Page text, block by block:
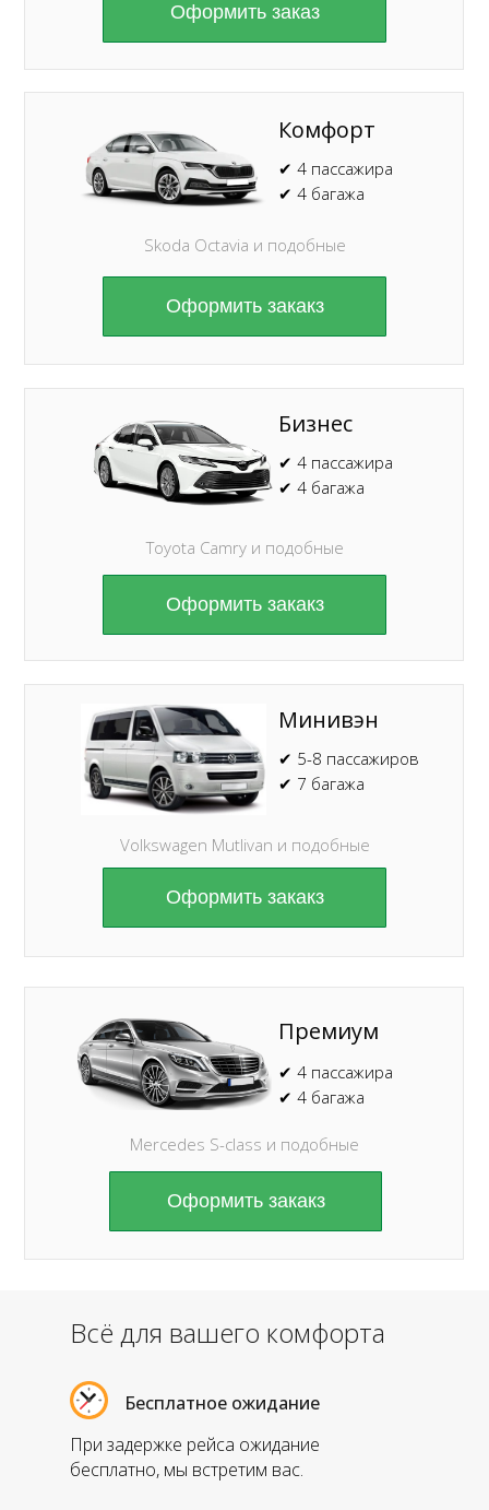
Оформить заказ
Бизнес
Toyota Camry и подобные
✔ 4 пассажира
✔ 4 багажа
Минивэн
Volkswagen Mutlivan и подобные
✔ 5-8 пассажиров
✔ 7 багажа
Премиум
Mercedes S-class и подобные
✔ 4 пассажира
✔ 4 багажа
Оформить закакз
Оформить закакз
Оформить закакз
Комфорт
Skoda Octavia и подобные
✔ 4 пассажира
✔ 4 багажа
Оформить закакз
При задержке рейса ожидание
бесплатно, мы встретим вас.
Бесплатное ожидание
Всё для вашего комфорта